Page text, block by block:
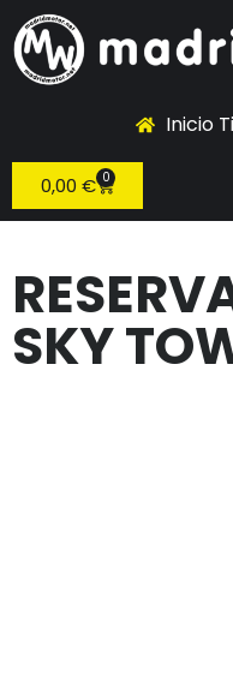
Inicio
0,00 € 0
SKY